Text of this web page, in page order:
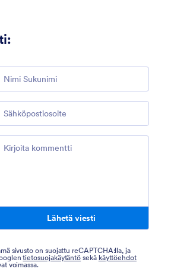
:
Lähetä viesti
sivusto on suojattu reCAPTCHA:lla, ja
tietosuojakäytäntö sekä käyttöehdot
voimassa.